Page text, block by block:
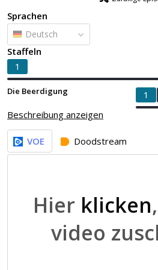
Sprachen
Deutsch
Staffeln
1
Die Beerdigung 1
Beschreibung anzeigen
VOE Doodstream
Hier klicken
video